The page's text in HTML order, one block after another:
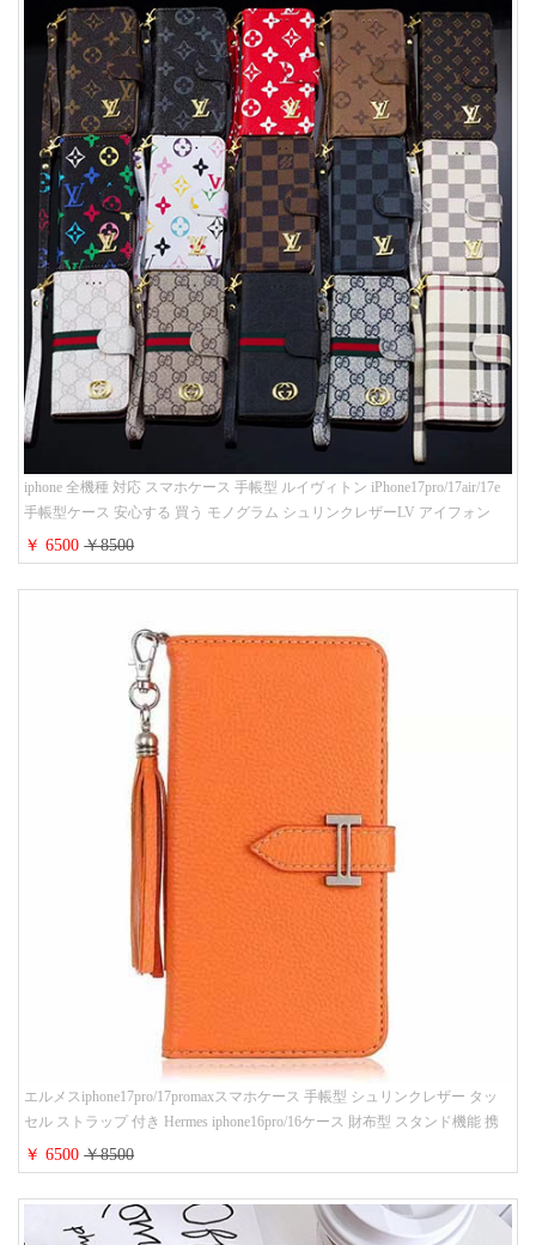
iphone 全機種 対応 スマホケース 手帳型 ルイヴィトン iPhone17pro/17air/17e
手帳型ケース 安心する 買う モノグラム シュリンクレザーLV アイフォン
16/16promaxスマホケース 手帳 多機能 グッチiphone15pro/14/13携帯ケース 大
人 レディース メンズ ストラップ付き
￥ 6500￥8500
エルメスiphone17pro/17promaxスマホケース 手帳型 シュリンクレザー タッ
セル ストラップ 付き Hermes iphone16pro/16ケース 財布型 スタンド機能 携
帯カバー ハイ ブランド アイフォーン15/14/13ケース 手帳 レディース 人気
￥ 6500￥8500